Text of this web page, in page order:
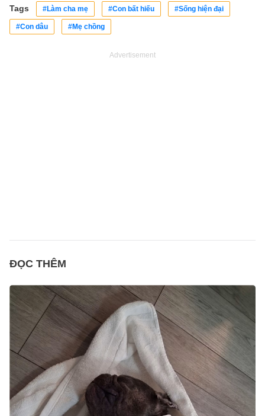
Tags #Làm cha mẹ #Con bất hiếu #Sống hiện đại
#Con dâu #Mẹ chồng
Advertisement
ĐỌC THÊM